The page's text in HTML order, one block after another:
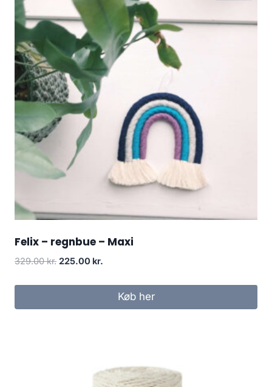
Felix – regnbue – Maxi
329.00kr. 225.00 kr.
Køb her